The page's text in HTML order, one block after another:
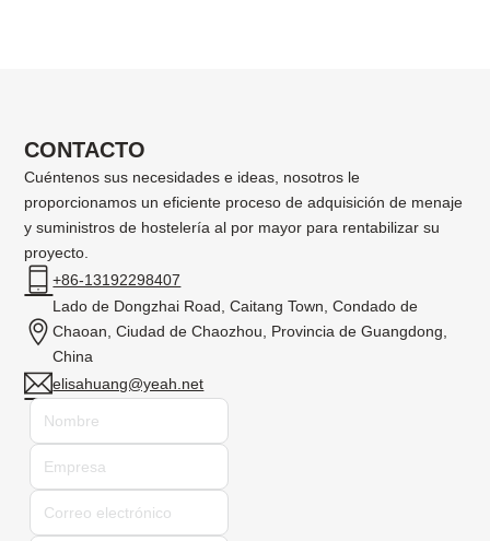
CONTACTO
Cuéntenos sus necesidades e ideas, nosotros le
proporcionamos un eficiente proceso de adquisición de menaje
y suministros de hostelería al por mayor para rentabilizar su
proyecto.
+86-13192298407
Lado de Dongzhai Road, Caitang Town, Condado de
Chaoan, Ciudad de Chaozhou, Provincia de Guangdong,
China
elisahuang@yeah.net